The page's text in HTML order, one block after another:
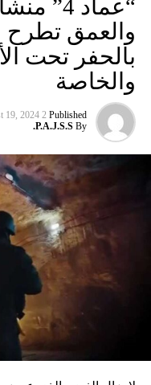
“عماد
والعمق
بالحفر تحت
والخاصة
Published
2 years ago
19, 2024
By
P.A.J.S.S.